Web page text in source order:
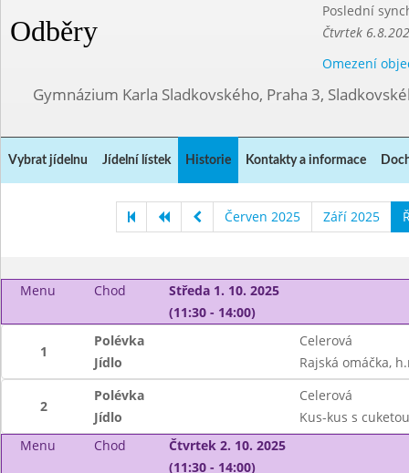
Odběry
Poslední
Čtvrtek
Omezení
Gymnázium Karla Sladkovského, Praha 3,
Vybrat jídelnu Jídelní lístek Historie Kontakty a informace
Červen 2025 Září 2025
Menu Chod
Středa 1. 10. 2025
(11:30 - 14:00)
1
Polévka
Celerová
Jídlo
Rajská omáčka,
2
Polévka
Celerová
Jídlo
Kus-kus s
Menu
Chod
Čtvrtek 2. 10. 2025
(11:30 - 14:00)